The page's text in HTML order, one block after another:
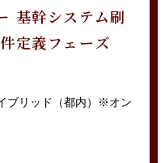
基幹システム刷
定義フェーズ
ブリッド（都内）※オン